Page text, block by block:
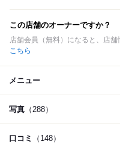
この店舗のオーナーですか？
店舗会員（無料）になると、店舗
こちら
メニュー
写真 （288）
口コミ （148）